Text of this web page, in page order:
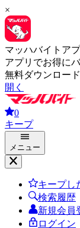
×
マッハバイトア
アプリでお得に
無料ダウンロー
開く
0
キープ
メニュー
キープし
検索履歴
新規会員
ログイン